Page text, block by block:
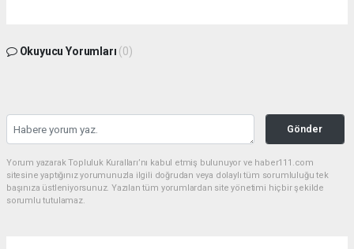
Okuyucu Yorumları (0)
Gönder
Yorum yazarak Topluluk Kuralları’nı kabul etmiş bulunuyor ve haber111.com
sitesine yaptığınız yorumunuzla ilgili doğrudan veya dolaylı tüm sorumluluğu tek
başınıza üstleniyorsunuz. Yazılan tüm yorumlardan site yönetimi hiçbir şekilde
sorumlu tutulamaz.